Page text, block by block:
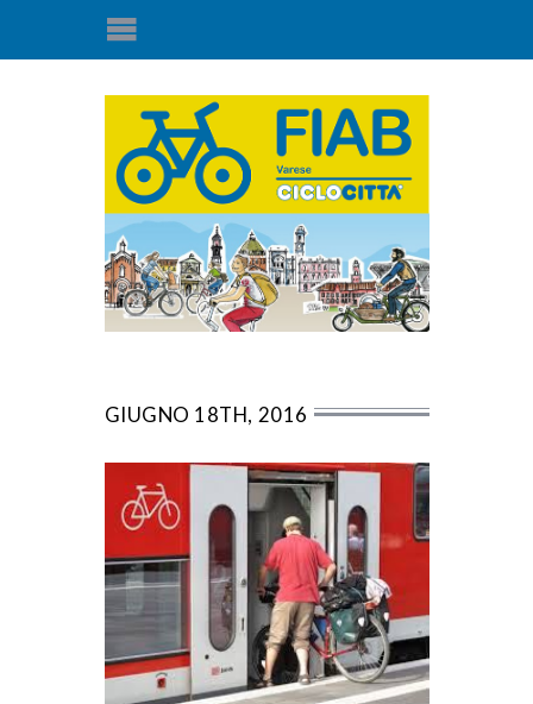
GIUGNO 18TH, 2016